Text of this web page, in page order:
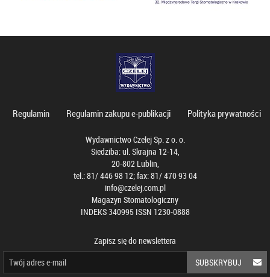
Regulamin Regulamin zakupu e-publikacji Polityka prywatności
Wydawnictwo Czelej Sp. z o. o.
Siedziba: ul. Skrajna 12-14,
20-802 Lublin,
tel.: 81/ 446 98 12; fax: 81/ 470 93 04
info@czelej.com.pl
Magazyn Stomatologiczny
INDEKS 340995 ISSN 1230-0888
Zapisz się do newslettera
SUBSKRYBUJ